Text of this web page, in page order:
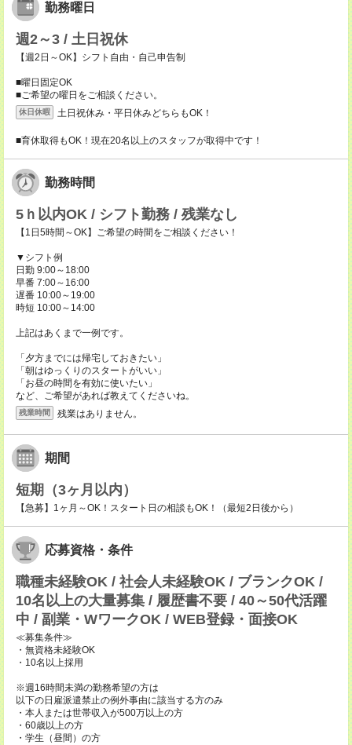
勤務曜日
週2～3 / 土日祝休
【週2日～OK】シフト自由・自己申告制
■曜日固定OK
■ご希望の曜日をご相談ください。
休日休暇 土日祝休み・平日休みどちらもOK！
■育休取得もOK！現在20名以上のスタッフが取得中です！
勤務時間
5ｈ以内OK / シフト勤務 / 残業なし
【1日5時間～OK】ご希望の時間をご相談ください！
▼シフト例
日勤 9:00～18:00
早番 7:00～16:00
遅番 10:00～19:00
時短 10:00～14:00
上記はあくまで一例です。
「夕方までには帰宅しておきたい」
「朝はゆっくりのスタートがいい」
「お昼の時間を有効に使いたい」
など、ご希望があれば教えてくださいね。
残業時間 残業はありません。
期間
短期（3ヶ月以内）
【急募】1ヶ月～OK！スタート日の相談もOK！（最短2日後から）
応募資格・条件
職種未経験OK / 社会人未経験OK / ブランクOK /
10名以上の大量募集 / 履歴書不要 / 40～50代活躍
中 / 副業・WワークOK / WEB登録・面接OK
≪募集条件≫
・無資格未経験OK
・10名以上採用
※週16時間未満の勤務希望の方は
以下の日雇派遣禁止の例外事由に該当する方のみ
・本人または世帯収入が500万以上の方
・60歳以上の方
・学生（昼間）の方